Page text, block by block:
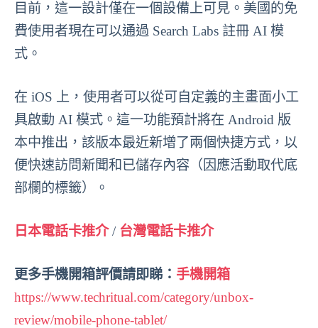
目前，這一設計僅在一個設備上可見。美國的免
費使用者現在可以通過 Search Labs 註冊 AI 模
式。
在 iOS 上，使用者可以從可自定義的主畫面小工
具啟動 AI 模式。這一功能預計將在 Android 版
本中推出，該版本最近新增了兩個快捷方式，以
便快速訪問新聞和已儲存內容（因應活動取代底
部欄的標籤）。
日本電話卡推介/ 台灣電話卡推介
更多手機開箱評價請即睇： 手機開箱
https://www.techritual.com/category/unbox-
review/mobile-phone-tablet/